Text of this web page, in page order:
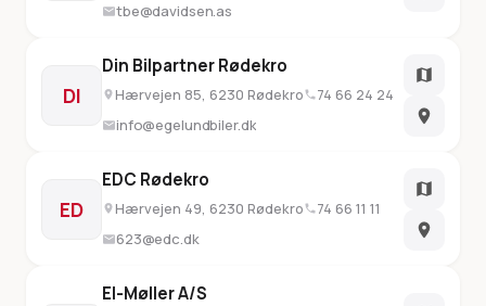
tbe@davidsen.as
DI
Din Bilpartner Rødekro
Hærvejen 85, 6230 Rødekro
74 66 24 24
info@egelundbiler.dk
ED
EDC Rødekro
Hærvejen 49, 6230 Rødekro
74 66 11 11
623@edc.dk
El-Møller A/S